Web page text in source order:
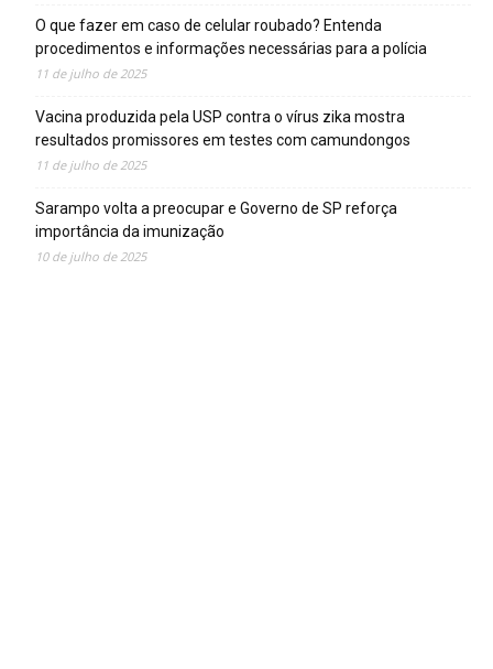
O que fazer em caso de celular roubado? Entenda
procedimentos e informações necessárias para a polícia
11 de julho de 2025
Vacina produzida pela USP contra o vírus zika mostra
resultados promissores em testes com camundongos
11 de julho de 2025
Sarampo volta a preocupar e Governo de SP reforça
importância da imunização
10 de julho de 2025